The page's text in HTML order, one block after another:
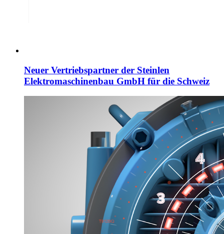
Neuer Vertriebspartner der Steinlen
Elektromaschinenbau GmbH für die Schweiz